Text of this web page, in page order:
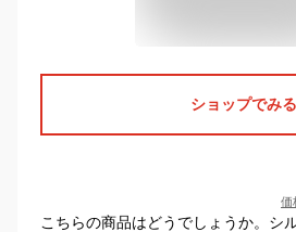
ショップでみる
価
こちらの商品はどうでしょうか。シ